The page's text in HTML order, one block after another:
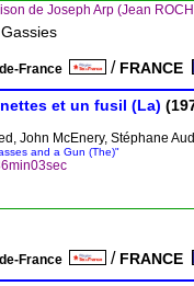
de Joseph Arp (Jean
de-France / FRANCE
et un fusil (La)
John McEnery, Stéphane
and a Gun (The)"
de-France / FRANCE